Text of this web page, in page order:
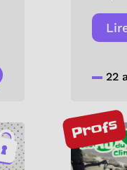
22
Profs